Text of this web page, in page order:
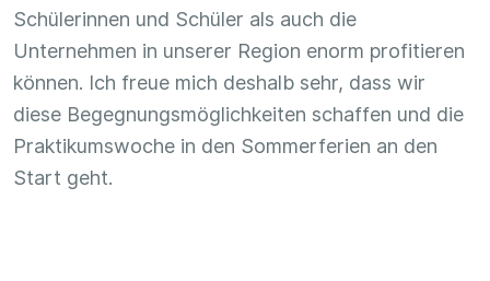
Schülerinnen und Schüler als auch die
Unternehmen in unserer Region enorm profitieren
können. Ich freue mich deshalb sehr, dass wir
diese Begegnungsmöglichkeiten schaffen und die
Praktikumswoche in den Sommerferien an den
Start geht.